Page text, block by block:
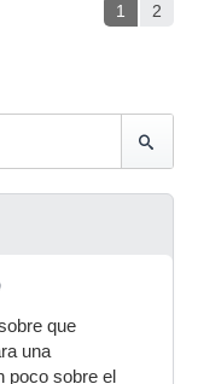
1 2
que
una
poco sobre el